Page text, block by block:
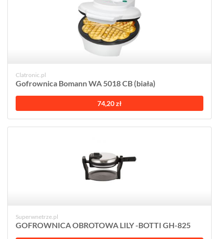
Clatronic.pl
Gofrownica Bomann WA 5018 CB (biała)
74,20 zł
Superwnetrze.pl
GOFROWNICA OBROTOWA LILY -BOTTI GH-825